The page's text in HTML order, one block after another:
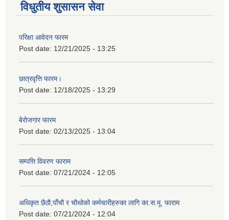
विधुतीय शुसासन सेवा
परिक्षा आवेदन फारम
Post date: 12/21/2025 - 13:25
छात्रवृत्ति फारम।
Post date: 12/18/2025 - 13:29
बेरोजगार फारम
Post date: 02/13/2025 - 13:04
सम्पत्ति विवरण फाराम
Post date: 07/21/2024 - 12:05
अधिकृत छैठौ,पाँचौ र चौथोको कर्मचारीहरुका लागि का.स.मू. फाराम
Post date: 07/21/2024 - 12:04